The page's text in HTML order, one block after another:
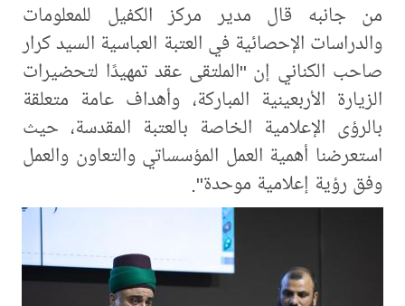
من جانبه قال مدير مركز الكفيل للمعلومات
والدراسات الإحصائية في العتبة العباسية السيد كرار
صاحب الكناني إن "الملتقى عقد تمهيدًا لتحضيرات
الزيارة الأربعينية المباركة، وأهداف عامة متعلقة
بالرؤى الإعلامية الخاصة بالعتبة المقدسة، حيث
استعرضنا أهمية العمل المؤسساتي والتعاون والعمل
وفق رؤية إعلامية موحدة".